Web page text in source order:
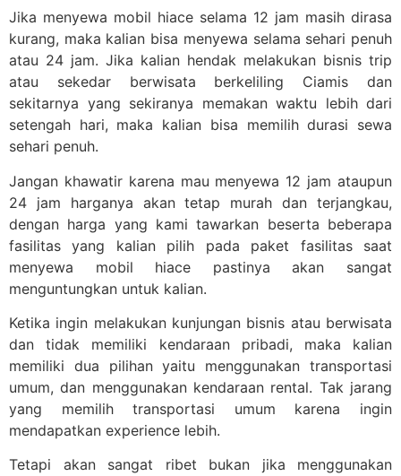
Jika menyewa mobil hiace selama 12 jam masih dirasa
kurang, maka kalian bisa menyewa selama sehari penuh
atau 24 jam. Jika kalian hendak melakukan bisnis trip
atau sekedar berwisata berkeliling Ciamis dan
sekitarnya yang sekiranya memakan waktu lebih dari
setengah hari, maka kalian bisa memilih durasi sewa
sehari penuh.
Jangan khawatir karena mau menyewa 12 jam ataupun
24 jam harganya akan tetap murah dan terjangkau,
dengan harga yang kami tawarkan beserta beberapa
fasilitas yang kalian pilih pada paket fasilitas saat
menyewa mobil hiace pastinya akan sangat
menguntungkan untuk kalian.
Ketika ingin melakukan kunjungan bisnis atau berwisata
dan tidak memiliki kendaraan pribadi, maka kalian
memiliki dua pilihan yaitu menggunakan transportasi
umum, dan menggunakan kendaraan rental. Tak jarang
yang memilih transportasi umum karena ingin
mendapatkan experience lebih.
Tetapi akan sangat ribet bukan jika menggunakan